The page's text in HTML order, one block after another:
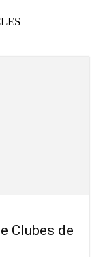
Clubes de